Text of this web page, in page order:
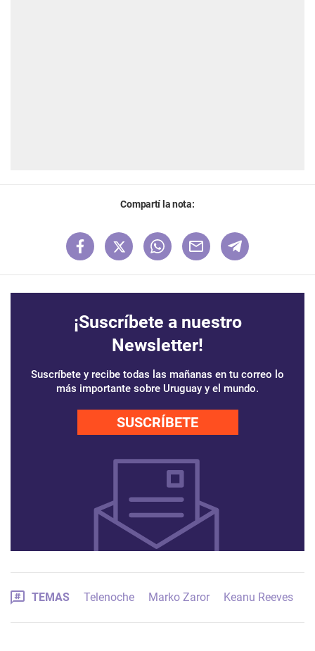
Compartí la nota:
¡Suscríbete a nuestro
Newsletter!
Suscríbete y recibe todas las mañanas en tu correo lo
más importante sobre Uruguay y el mundo.
SUSCRÍBETE
TEMAS Telenoche Marko Zaror Keanu Reeves